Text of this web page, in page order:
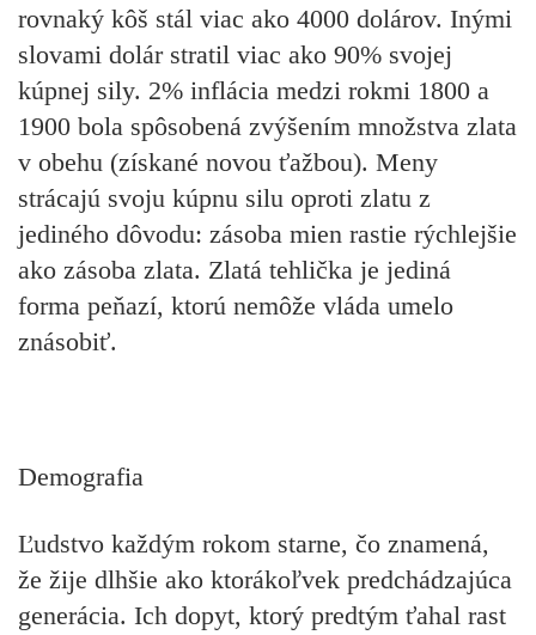
rovnaký kôš stál viac ako 4000 dolárov. Inými
slovami dolár stratil viac ako 90% svojej
kúpnej sily. 2% inflácia medzi rokmi 1800 a
1900 bola spôsobená zvýšením množstva zlata
v obehu (získané novou ťažbou). Meny
strácajú svoju kúpnu silu oproti zlatu z
jediného dôvodu: zásoba mien rastie rýchlejšie
ako zásoba zlata. Zlatá tehlička je jediná
forma peňazí, ktorú nemôže vláda umelo
znásobiť.
Demografia
Ľudstvo každým rokom starne, čo znamená,
že žije dlhšie ako ktorákoľvek predchádzajúca
generácia. Ich dopyt, ktorý predtým ťahal rast